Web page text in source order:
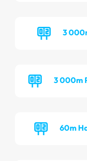
3
3 000m
60m